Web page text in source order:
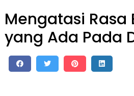
Mengatasi Rasa
yang Ada Pada